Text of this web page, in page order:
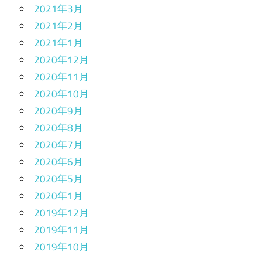
2021年3月
2021年2月
2021年1月
2020年12月
2020年11月
2020年10月
2020年9月
2020年8月
2020年7月
2020年6月
2020年5月
2020年1月
2019年12月
2019年11月
2019年10月